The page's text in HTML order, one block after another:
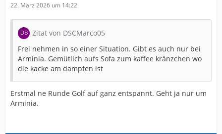
22. März 2026 um 14:22
Zitat von DSCMarco05
Frei nehmen in so einer Situation. Gibt es auch nur bei
Arminia. Gemütlich aufs Sofa zum kaffee kränzchen wo
die kacke am dampfen ist
Erstmal ne Runde Golf auf ganz entspannt. Geht ja nur um
Arminia.